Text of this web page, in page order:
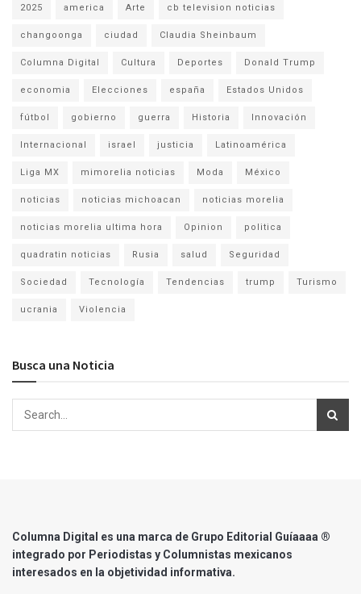
2025 america Arte cb television noticias
changoonga ciudad Claudia Sheinbaum
Columna Digital Cultura Deportes Donald Trump
economia Elecciones españa Estados Unidos
fútbol gobierno guerra Historia Innovación
Internacional israel justicia Latinoamérica
Liga MX mimorelia noticias Moda México
noticias noticias michoacan noticias morelia
noticias morelia ultima hora Opinion politica
quadratin noticias Rusia salud Seguridad
Sociedad Tecnología Tendencias trump Turismo
ucrania Violencia
Busca una Noticia
Columna Digital es una marca de Grupo Editorial Guíaaaa ®
integrado por Periodistas y Columnistas mexicanos
interesados en la objetividad informativa.